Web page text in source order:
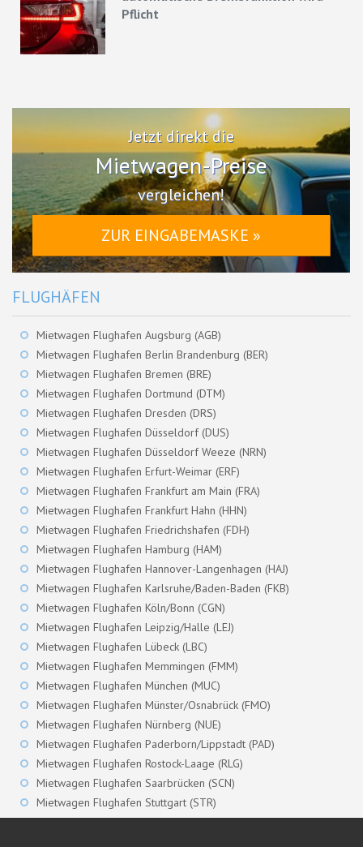
Pflicht
Jetzt direkt die
Mietwagen-Preise
vergleichen!
ZUR EINGABEMASKE »
FLUGHÄFEN
Mietwagen Flughafen Augsburg (AGB)
Mietwagen Flughafen Berlin Brandenburg (BER)
Mietwagen Flughafen Bremen (BRE)
Mietwagen Flughafen Dortmund (DTM)
Mietwagen Flughafen Dresden (DRS)
Mietwagen Flughafen Düsseldorf (DUS)
Mietwagen Flughafen Düsseldorf Weeze (NRN)
Mietwagen Flughafen Erfurt-Weimar (ERF)
Mietwagen Flughafen Frankfurt am Main (FRA)
Mietwagen Flughafen Frankfurt Hahn (HHN)
Mietwagen Flughafen Friedrichshafen (FDH)
Mietwagen Flughafen Hamburg (HAM)
Mietwagen Flughafen Hannover-Langenhagen (HAJ)
Mietwagen Flughafen Karlsruhe/Baden-Baden (FKB)
Mietwagen Flughafen Köln/Bonn (CGN)
Mietwagen Flughafen Leipzig/Halle (LEJ)
Mietwagen Flughafen Lübeck (LBC)
Mietwagen Flughafen Memmingen (FMM)
Mietwagen Flughafen München (MUC)
Mietwagen Flughafen Münster/Osnabrück (FMO)
Mietwagen Flughafen Nürnberg (NUE)
Mietwagen Flughafen Paderborn/Lippstadt (PAD)
Mietwagen Flughafen Rostock-Laage (RLG)
Mietwagen Flughafen Saarbrücken (SCN)
Mietwagen Flughafen Stuttgart (STR)